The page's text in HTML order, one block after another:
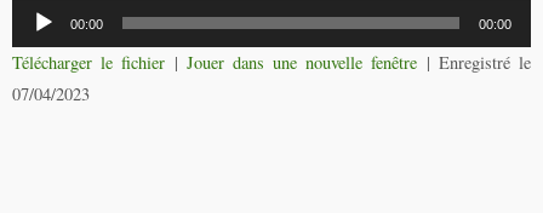
Lecteur
audio
00:00 00:00
Télécharger le fichier | Jouer dans une nouvelle fenêtre | Enregistré le
07/04/2023